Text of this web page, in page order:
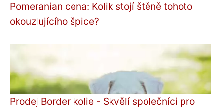
Pomeranian cena: Kolik stojí štěně tohoto
okouzlujícího špice?
Prodej Border kolie - Skvělí společníci pro